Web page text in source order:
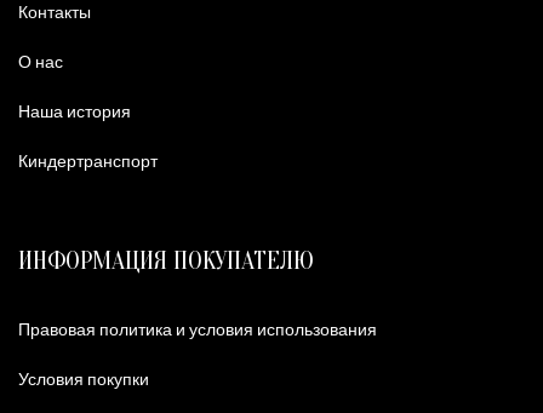
Контакты
О нас
Наша история
Киндертранспорт
ИНФОРМАЦИЯ ПОКУПАТЕЛЮ
Правовая политика и условия использования
Условия покупки